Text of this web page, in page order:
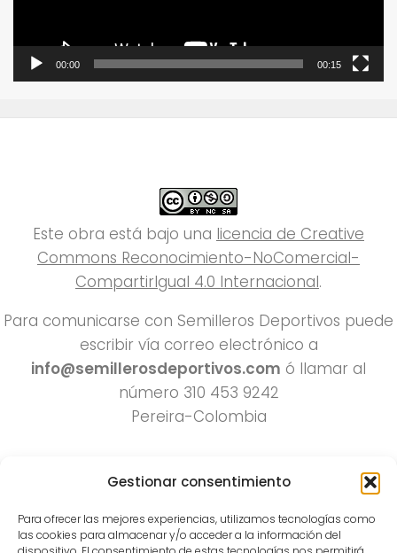
Gestionar consentimiento
Para ofrecer las mejores experiencias, utilizamos tecnologías como
las cookies para almacenar y/o acceder a la información del
00:00 00:15
Este obra está bajo una licencia de Creative
Commons Reconocimiento-NoComercial-
CompartirIgual 4.0 Internacional.
Para comunicarse con Semilleros Deportivos puede
escribir vía correo electrónico a
info@semillerosdeportivos.com ó llamar al
número 310 453 9242
Pereira-Colombia